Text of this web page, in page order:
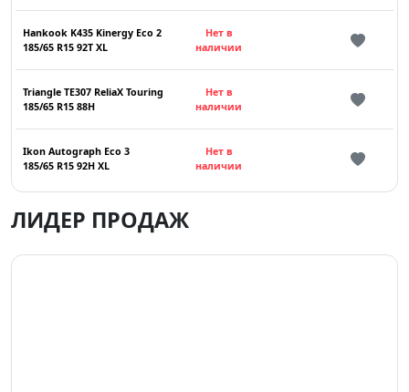
Hankook K435 Kinergy Eco 2
185/65 R15 92T XL
Нет в
наличии
Triangle TE307 ReliaX Touring
185/65 R15 88H
Нет в
наличии
Ikon Autograph Eco 3
185/65 R15 92H XL
Нет в
наличии
ЛИДЕР ПРОДАЖ